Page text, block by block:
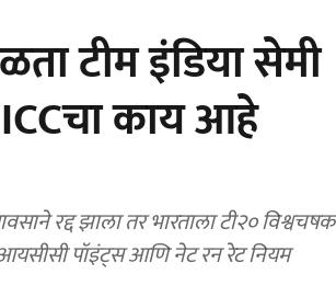
टीम इंडिया सेमी
काय आहे
रद्द झाला तर भारताला टी२० विश्वचषक
पॉइंट्स आणि नेट रन रेट नियम